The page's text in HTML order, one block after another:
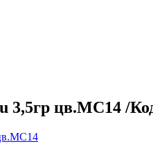
3,5гр цв.MC14 /